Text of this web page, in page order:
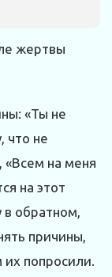
жертвы
«Ты не
что не
«Всем на меня
на этот
обратном,
причины,
их попросили.